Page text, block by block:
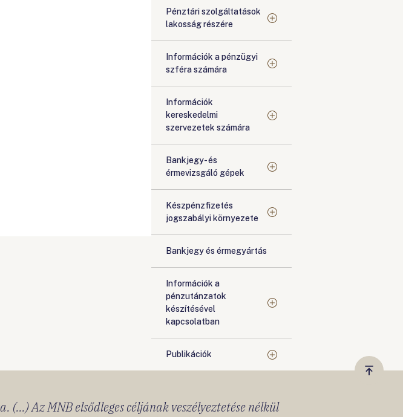
Pénztári szolgáltatások
lakosság részére
Információk a pénzügyi
szféra számára
Információk
kereskedelmi
szervezetek számára
Bankjegy- és
érmevizsgáló gépek
Készpénzfizetés
jogszabályi környezete
Bankjegy és érmegyártás
Információk a
pénzutánzatok
készítésével
kapcsolatban
Publikációk
Vissza
(...) Az MNB elsődleges céljának veszélyeztetése nélkül